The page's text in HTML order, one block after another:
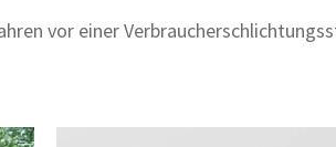
vor einer